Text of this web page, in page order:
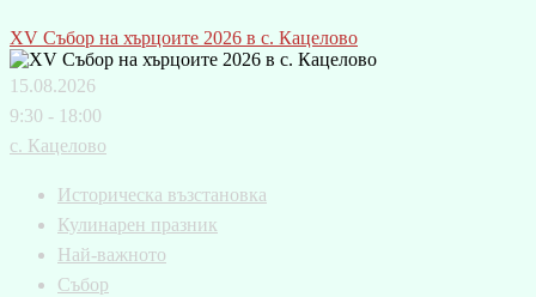
XV Събор на хърцоите 2026 в с. Кацелово
15.08.2026
9:30 - 18:00
с. Кацелово
Историческа възстановка
Кулинарен празник
Най-важното
Събор